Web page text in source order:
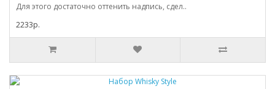
Для этого достаточно оттенить надпись, сдел..
2233р.